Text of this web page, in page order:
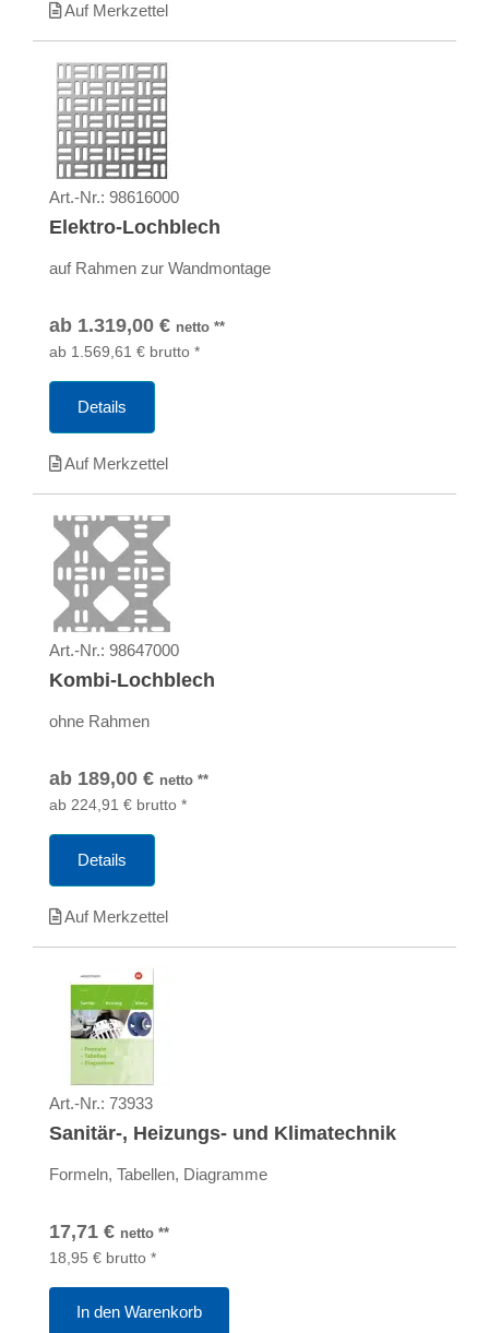
Auf Merkzettel
Art.-Nr.: 98616000
Elektro-Lochblech
auf Rahmen zur Wandmontage
ab 1.319,00 € netto **
ab 1.569,61 € brutto *
Details
Auf Merkzettel
Art.-Nr.: 98647000
Kombi-Lochblech
ohne Rahmen
ab 189,00 € netto **
ab 224,91 € brutto *
Details
Auf Merkzettel
Art.-Nr.: 73933
Sanitär-, Heizungs- und Klimatechnik
Formeln, Tabellen, Diagramme
17,71 € netto **
18,95 € brutto *
In den Warenkorb